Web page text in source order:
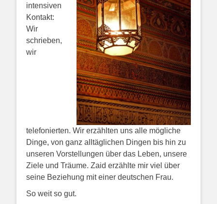
intensiven
Kontakt:
Wir
schrieben,
wir
telefonierten. Wir erzählten uns alle mögliche
Dinge, von ganz alltäglichen Dingen bis hin zu
unseren Vorstellungen über das Leben, unsere
Ziele und Träume. Zaid erzählte mir viel über
seine Beziehung mit einer deutschen Frau.
So weit so gut.